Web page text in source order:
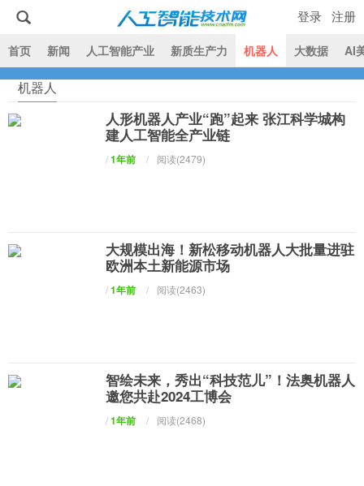
人工智能技术网
首页 新闻 人工智能产业 新质生产力 机器人 大数据 AI
登录 注册
机器人
人形机器人产业“跑”起来 张江科学城构
建人工智能全产业链
/1年前 / 阅读(2479)
大规模出海！新松移动机器人大批量进驻
欧洲本土新能源市场
/1年前 / 阅读(2463)
智绘未来，秀出“科技范儿”！法奥机器人
邀您共赴2024工博会
/1年前 / 阅读(2468)